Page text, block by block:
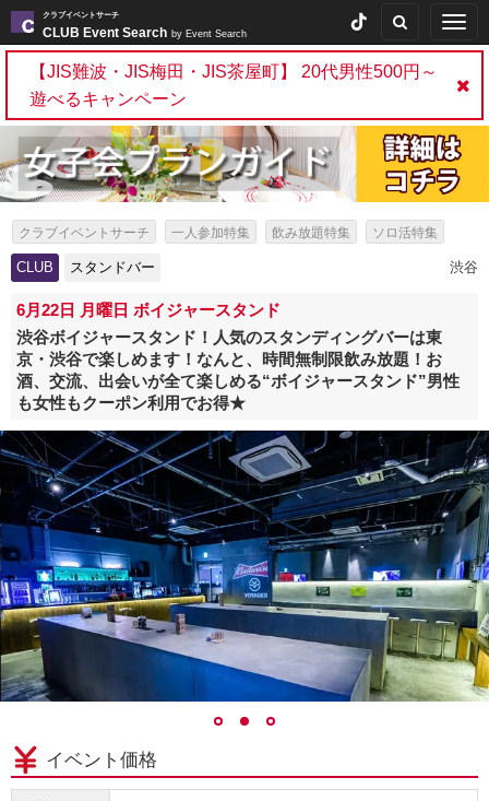
クラブイベントサーチ
CLUB Event Search by Event Search
【JIS難波・JIS梅田・JIS茶屋町】 20代男性500円～
遊べるキャンペーン
クラブイベントサーチ 一人参加特集 飲み放題特集 ソロ活特集
出会いイベント特集
CLUB スタンドバー 渋谷
6月22日 月曜日 ボイジャースタンド
渋谷ボイジャースタンド！人気のスタンディングバーは東
京・渋谷で楽しめます！なんと、時間無制限飲み放題！お
酒、交流、出会いが全て楽しめる“ボイジャースタンド”男性
も女性もクーポン利用でお得★
イベント価格